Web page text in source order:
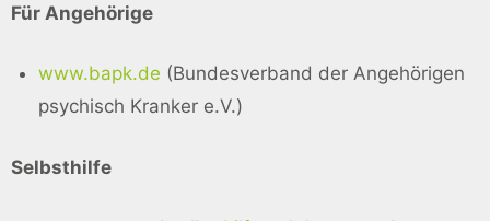
Für Angehörige
www.bapk.de (Bundesverband der Angehörigen
psychisch Kranker e.V.)
Selbsthilfe